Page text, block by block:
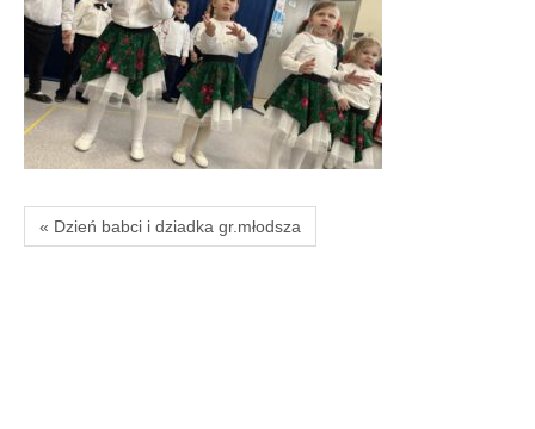
« Dzień babci i dziadka gr.młodsza